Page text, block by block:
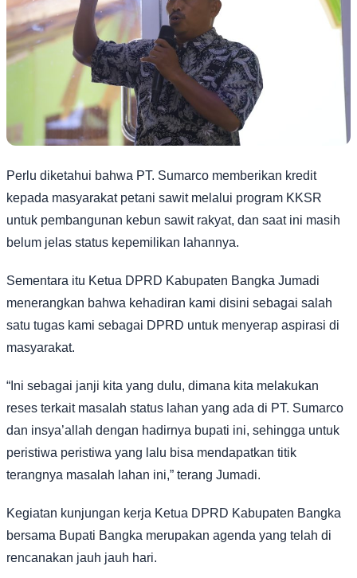
Perlu diketahui bahwa PT. Sumarco memberikan kredit
kepada masyarakat petani sawit melalui program KKSR
untuk pembangunan kebun sawit rakyat, dan saat ini masih
belum jelas status kepemilikan lahannya.
Sementara itu Ketua DPRD Kabupaten Bangka Jumadi
menerangkan bahwa kehadiran kami disini sebagai salah
satu tugas kami sebagai DPRD untuk menyerap aspirasi di
masyarakat.
“Ini sebagai janji kita yang dulu, dimana kita melakukan
reses terkait masalah status lahan yang ada di PT. Sumarco
dan insya’allah dengan hadirnya bupati ini, sehingga untuk
peristiwa peristiwa yang lalu bisa mendapatkan titik
terangnya masalah lahan ini,” terang Jumadi.
Kegiatan kunjungan kerja Ketua DPRD Kabupaten Bangka
bersama Bupati Bangka merupakan agenda yang telah di
rencanakan jauh jauh hari.